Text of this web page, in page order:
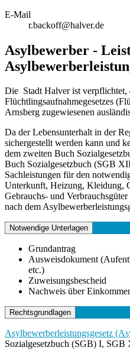
E-Mail
r.backoff@halver.de
Asylbewerber -
Die Stadt Halver ist verpflichtet,
Flüchtlingsaufnahmegesetzes
Arnsberg zugewiesenen
Da der Lebensunterhalt in der
sichergestellt werden kann und
dem zweiten Buch
Buch Sozialgesetzbuch (SGB
Sachleistungen für den
Unterkunft, Heizung, Kleidung,
Gebrauchs- und
nach dem
Notwendige Unterlagen
Grundantrag
Ausweisdokument
etc.)
Zuweisungsbescheid
Nachweis über
Rechtsgrundlagen
Asylbewerberleistungsgesetz
Sozialgesetzbuch (SGB) I,